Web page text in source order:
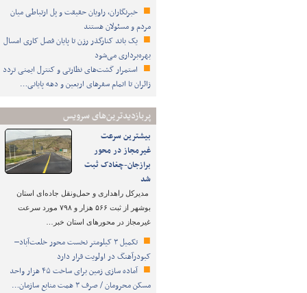
خبرنگاران، راویان حقیقت و پل ارتباطی میان
مردم و مسئولان هستند
یک باند کنارگذر رزن تا پایان فصل کاری امسال
بهره‌برداری می‌شود
استمرار گشت‌های نظارتی و کنترل ایمنی تردد
زائران تا اتمام سفرهای اربعین و دهه پایانی…
پربازدیدترین‌های سرویس
بیشترین سرعت
غیرمجاز در محور
برازجان-چغادک ثبت
شد
مدیرکل راهداری و حمل‌ونقل جاده‌ای استان
بوشهر از ثبت ۵۶۶ هزار و ۷۹۸ مورد سرعت
غیرمجاز در محورهای استان خبر…
تکمیل ۳ کیلومتر نخست محور خلعت‌آباد–
کبودرآهنگ در اولویت قرار دارد
آماده سازی زمین برای ساخت ۴۵ هزار واحد
مسکن محرومان / صرف ۳ همت منابع سازمان…